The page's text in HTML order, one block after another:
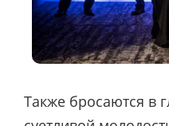
Также бросаются в